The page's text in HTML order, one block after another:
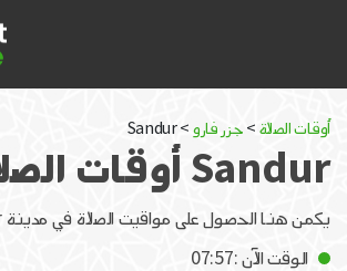
أوقات الصلاة > جزر فارو > Sandur
Sandur أوقات الصلاة
يكمن هنا الحصول على مواقيت الصلاة في مدينة Sandur كل يوم
الوقت الآن :07:57